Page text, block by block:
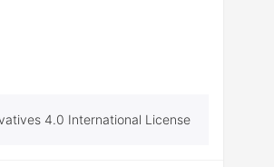
4.0 International License